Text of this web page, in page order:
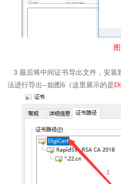
3.最后将中间证书导出文件，安装
法进行导出--如图 6 （这里展示的是